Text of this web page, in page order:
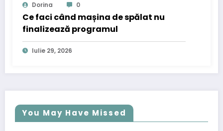
Dorina 0
Ce faci când mașina de spălat nu
finalizează programul
Iulie 29, 2026
You May Have Missed